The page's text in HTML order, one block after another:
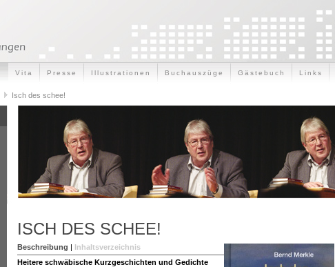
Vita Presse Illustrationen Buchauszüge Gästebuch Links
Isch des schee!
ISCH DES SCHEE!
Beschreibung | Inhaltsverzeichnis
Heitere schwäbische Kurzgeschichten und Gedichte